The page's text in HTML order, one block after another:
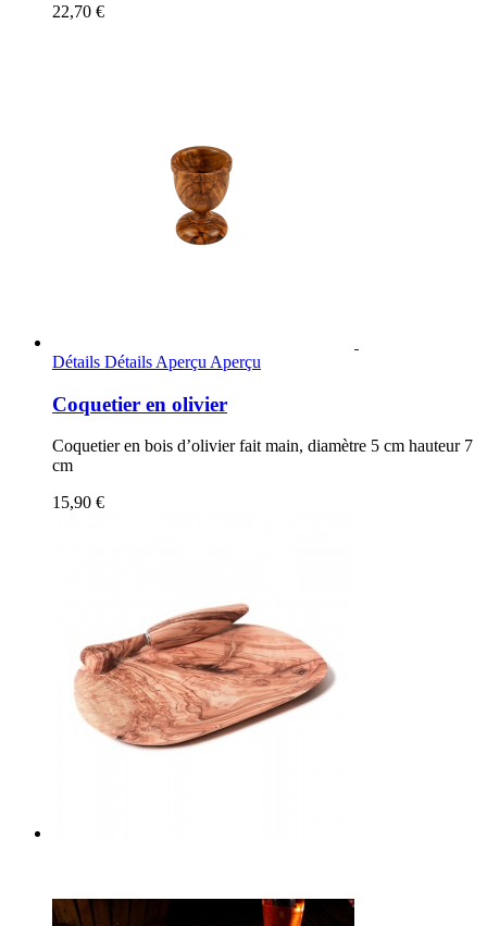
22,70 €
Détails Détails Aperçu Aperçu
Coquetier en olivier
Coquetier en bois d’olivier fait main, diamètre 5 cm hauteur 7
cm
15,90 €